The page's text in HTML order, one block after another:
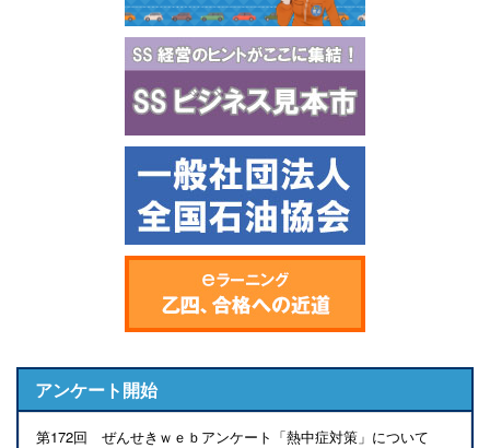
アンケート開始
第172回 ぜんせきｗｅｂアンケート「熱中症対策」について